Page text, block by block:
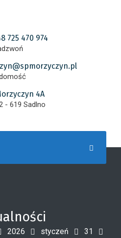
725 470 974
4A
- 619 Sadlno
2026 styczeń
31